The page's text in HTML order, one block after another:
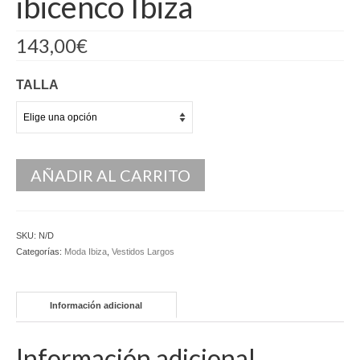
Kaftan
Monos
Ponchos
Vestidos Midi
Tops
143,00€
TALLA
AÑADIR AL CARRITO
SKU: N/D
Categorías: Moda Ibiza Vestidos Largos
Información adicional